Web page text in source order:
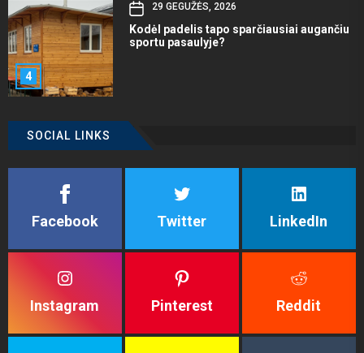
4
29 GEGUŽĖS, 2026
Kodėl padelis tapo sparčiausiai augančiu
sportu pasaulyje?
SOCIAL LINKS
Facebook Twitter LinkedIn
Instagram Pinterest Reddit